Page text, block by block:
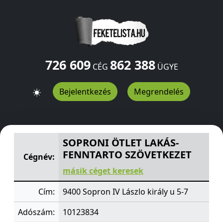
726 609CÉG 862 388ÜGYE
Bejelentkezés Megrendelés
SOPRONI ÖTLET LAKÁS-FENNTARTO SZÖVETKEZET
IV
Cégnév:
SOPRONI ÖTLET LAKÁS-
FENNTARTO SZÖVETKEZET
másik céget keresek
Cím:
9400 Sopron IV Lászlo király u 5-7
Adószám:
10123834